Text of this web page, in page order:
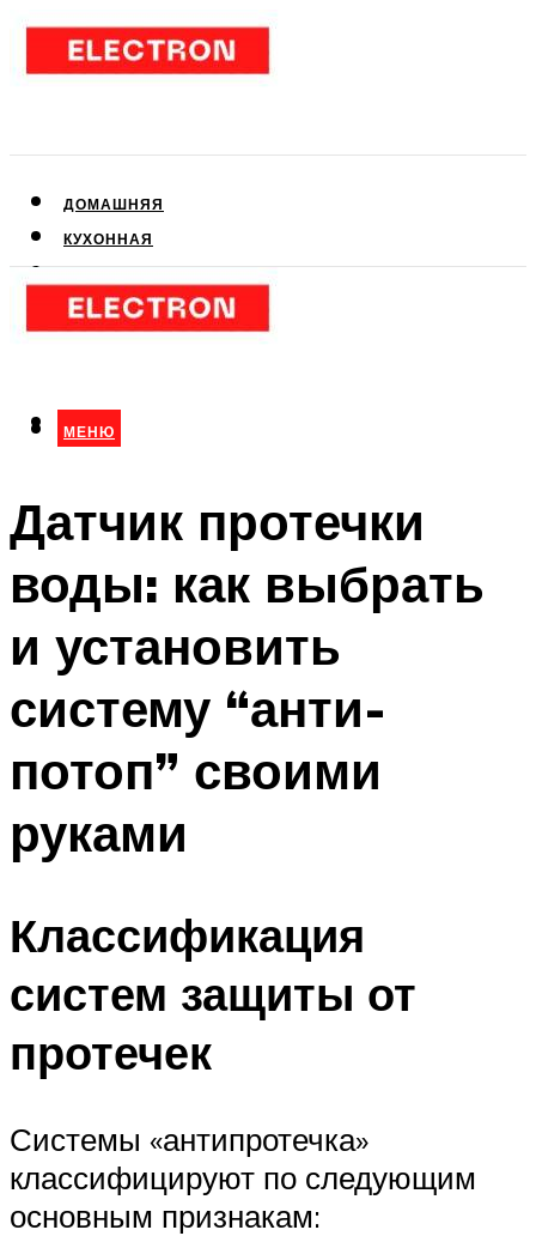
ДОМАШНЯЯ
КУХОННАЯ
КЛИМАТИЧЕСКАЯ
МЕНЮ
МЕНЮ
Датчик протечки
воды: как выбрать
и установить
систему “анти-
потоп” своими
руками
Классификация
систем защиты от
протечек
Системы «антипротечка»
классифицируют по следующим
основным признакам: